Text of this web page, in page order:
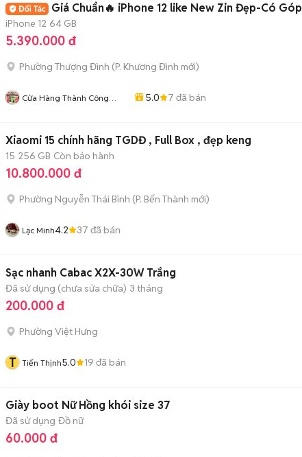
Giá Chuẩn🔥 iPhone 12 like New Zin Đẹp-Có Góp
iPhone 12 64 GB
5.390.000 đ
Phường Thượng Đình (P. Khương Đình mới)
Cửa Hàng Thành Công
5.0 7 đã bán
Xiaomi 15 chính hãng TGDĐ , Full Box , đẹp keng
15 256 GB Còn bảo hành
10.800.000 đ
Phường Nguyễn Thái Bình (P. Bến Thành mới)
Lạc Minh4.2 37 đã bán
Sạc nhanh Cabac X2X-30W Trắng
Đã sử dụng (chưa sửa chữa) 3 tháng
200.000 đ
Phường Việt Hưng
T Tiến Thịnh5.0 19 đã bán
Giày boot Nữ Hồng khói size 37
Đã sử dụng Đồ nữ
60.000 đ